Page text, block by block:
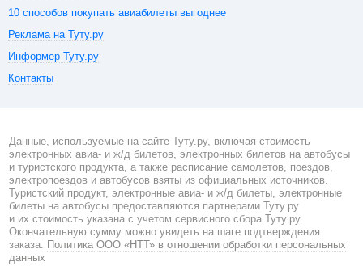
10 способов покупать авиабилеты выгоднее
Реклама на Туту.ру
Информер Туту.ру
Контакты
Данные, используемые на сайте Туту.ру, включая стоимость
электронных авиа- и ж/д билетов, электронных билетов на автобусы
и туристского продукта, а также расписание самолетов, поездов,
электропоездов и автобусов взяты из официальных источников.
Туристский продукт, электронные авиа- и ж/д билеты, электронные
билеты на автобусы предоставляются партнерами Туту.ру
и их стоимость указана с учетом сервисного сбора Туту.ру.
Окончательную сумму можно увидеть на шаге подтверждения
заказа. Политика ООО «НТТ» в отношении обработки персональных
данных